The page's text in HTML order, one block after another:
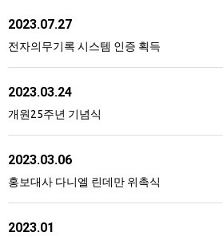
2023.07.27
전자의무기록 시스템 인증 획득
2023.03.24
개원25주년 기념식
2023.03.06
홍보대사 다니엘 린데만 위촉식
2023.01